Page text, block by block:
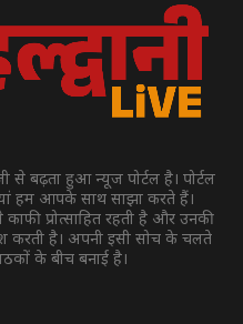
से बढ़ता हुआ न्यूज पोर्टल है। पोर्टल
हम आपके साथ साझा करते हैं।
प्रोत्साहित रहती है और उनकी
करती है। अपनी इसी सोच के चलते
के बीच बनाई है।